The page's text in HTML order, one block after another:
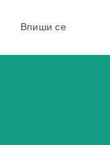
Впиши се